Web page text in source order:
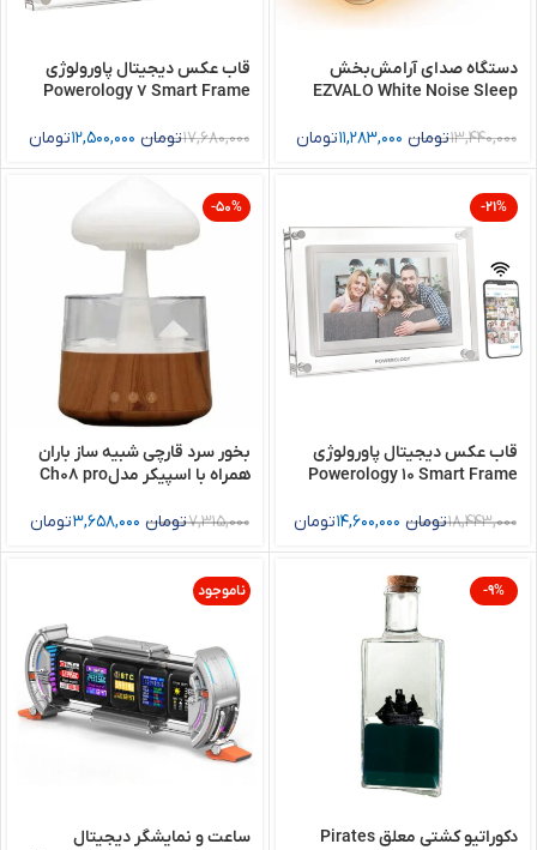
دستگاه صدای آرامش‌بخش
EZVALO White Noise Sleep
13,440,000تومان 11,283,000تومان
قاب عکس دیجیتال پاورولوژی
Powerology 7 Smart Frame
17,680,000تومان 12,500,000تومان
-21%
قاب عکس دیجیتال پاورولوژی
Powerology 10 Smart Frame
18,443,000تومان 14,600,000تومان
-50%
بخور سرد قارچی شبیه ساز باران
همراه با اسپیکر مدلCh08 pro
7,315,000تومان 3,658,000تومان
-9%
دکوراتیو کشتی معلق Pirates
ناموجود
ساعت و نمایشگر دیجیتال